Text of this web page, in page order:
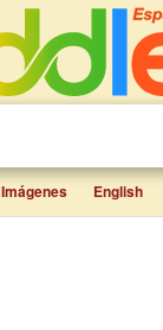
Imágenes English